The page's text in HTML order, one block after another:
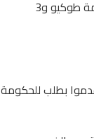
أعلنت قناة “فوجي تي في” اليابانية اليوم الاثنين 4 جانفي 2021 أن اليابان تدرس إعلان حالة الطوارئ في العاصمة طوكيو و3
بطلب للحكومة